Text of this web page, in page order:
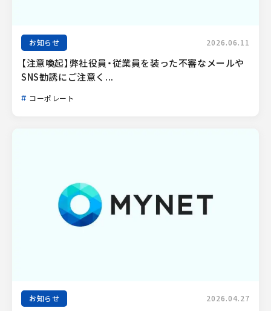
お知らせ 2026.06.11
【注意喚起】弊社役員・従業員を装った不審なメールや
SNS勧誘にご注意く...
コーポレート
お知らせ 2026.04.27